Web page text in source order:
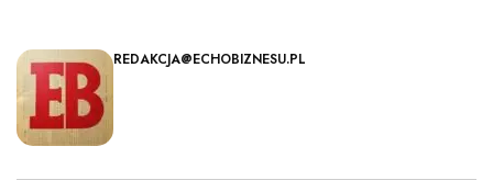
REDAKCJA@ECHOBIZNESU.PL